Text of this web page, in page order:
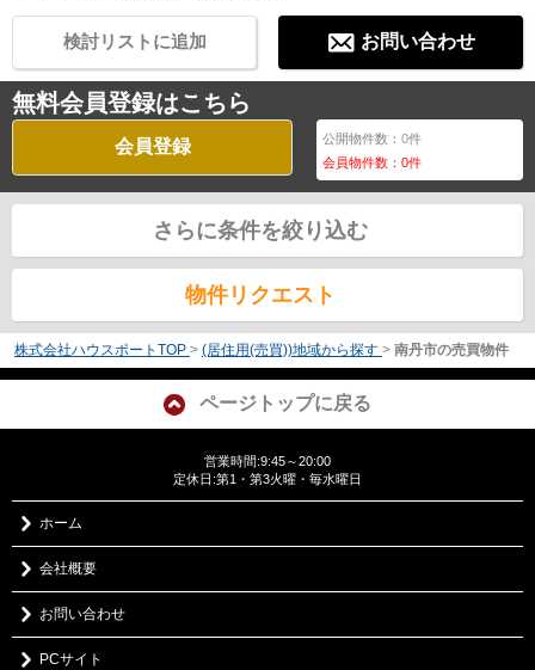
お問い合わせ
検討リストに追加
無料会員登録はこちら
会員登録 公開物件数：0件
会員物件数：0件
さらに条件を絞り込む
物件リクエスト
株式会社ハウスポートTOP > (居住用(売買))地域から探す > 南丹市の売買物件
ページトップに戻る
営業時間:9:45～20:00
定休日:第1・第3火曜・毎水曜日
ホーム
会社概要
お問い合わせ
PCサイト